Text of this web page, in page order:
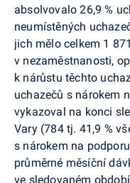
absolvovalo 26,9 %
neumístěných
jich mělo celkem 1
v nezaměstnanosti,
k nárůstu těchto
uchazečů s nárokem
vykazoval na konci
Vary (784 tj. 41,9 %
s nárokem na
průměrné měsíční
ve sledovaném